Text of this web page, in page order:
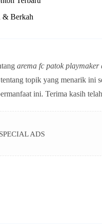
& Berkah
arema fc patok
topik yang menarik ini
ini. Terima kasih
ADS